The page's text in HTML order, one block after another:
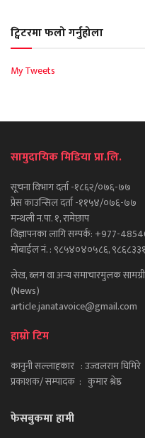
ट्विटरमा फलो गर्नुहोला
My Tweets
सामुदायिक मिडिया प्रा.लि.
सूचना विभाग दर्ता -१८६२/०७६-७७
प्रेस काउन्सिल दर्ता -११५४/०७६-७७
मन्थली न.पा. १, रामेछाप
विज्ञापनका लागि सम्पर्क: +977-
मोबाईल नं. : ९८५४०४०५८६,
लेख, ब्लग वा अन्य समाचारमुलक
(News)
article.janatavoice@gmail.com
हाम्रो टिम
कानुनी सल्लाहकार : उज्वलराम घिमिरे
प्रकाशक/ सम्पादक : कुमार श्रेष्ठ
फेसबुकमा हामी